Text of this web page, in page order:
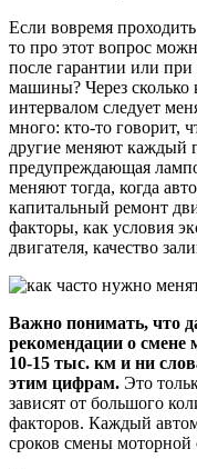
Если вовремя
то про этот вопрос
после гарантии или
машины? Через сколько
интервалом следует
много: кто-то говорит,
другие меняют каждый
предупреждающая
меняют тогда, когда
капитальный ремонт
факторы, как условия
двигателя, качество
Важно понимать, что
рекомендации о
10-15 тыс. км и ни
этим цифрам. Это
зависят от большого
факторов. Каждый
сроков смены моторной